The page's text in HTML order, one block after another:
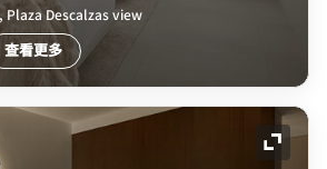
Plaza Descalzas view
查看更多
展开